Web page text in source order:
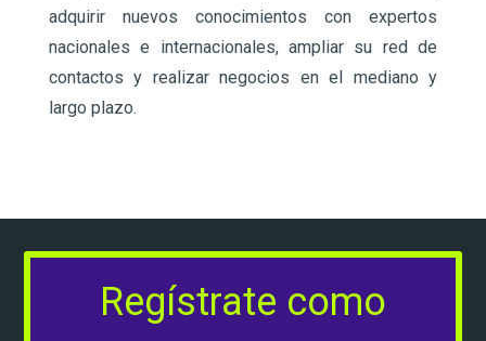
adquirir nuevos conocimientos con expertos
nacionales e internacionales, ampliar su red de
contactos y realizar negocios en el mediano y
largo plazo.
Regístrate como